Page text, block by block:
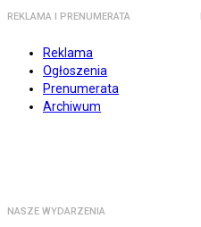
REKLAMA I PRENUMERATA
Reklama
Ogłoszenia
Prenumerata
Archiwum
NASZE WYDARZENIA